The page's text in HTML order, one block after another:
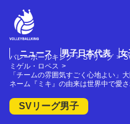
ニュース 男子日本代表 女
バレーボールキング SVリーグ
ミゲル・ロペス
「チームの雰囲気すごく心地よい」
ネーム『ミキ』の由来は世界中で愛
SVリーグ男子